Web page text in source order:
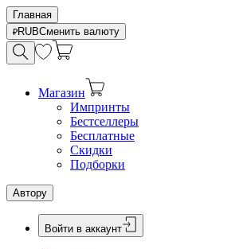
Главная
RUBСменить валюту
Магазин
Импринты
Бестселлеры
Бесплатные
Скидки
Подборки
Автору
Войти в аккаунт